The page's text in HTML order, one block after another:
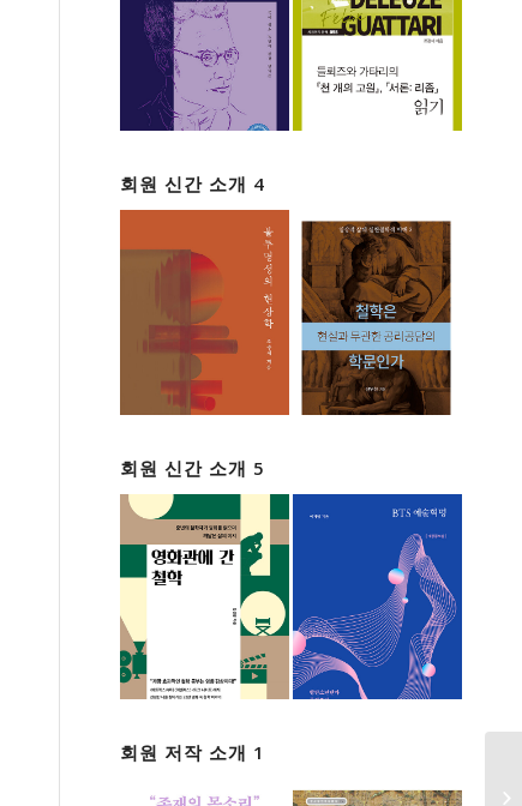
회원 신간 소개 4
회원 신간 소개 5
회원 저작 소개 1